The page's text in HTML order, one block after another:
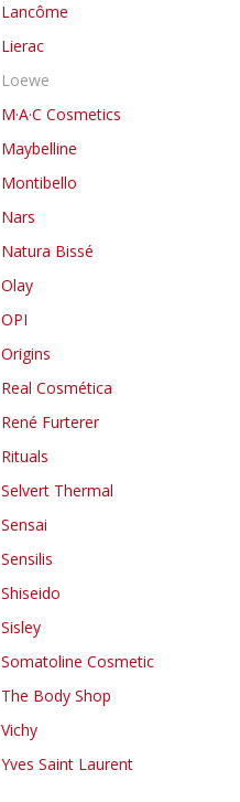
Lancôme
Lierac
Loewe
M·A·C Cosmetics
Maybelline
Montibello
Nars
Natura Bissé
Olay
OPI
Origins
Real Cosmética
René Furterer
Rituals
Selvert Thermal
Sensai
Sensilis
Shiseido
Sisley
Somatoline Cosmetic
The Body Shop
Vichy
Yves Saint Laurent